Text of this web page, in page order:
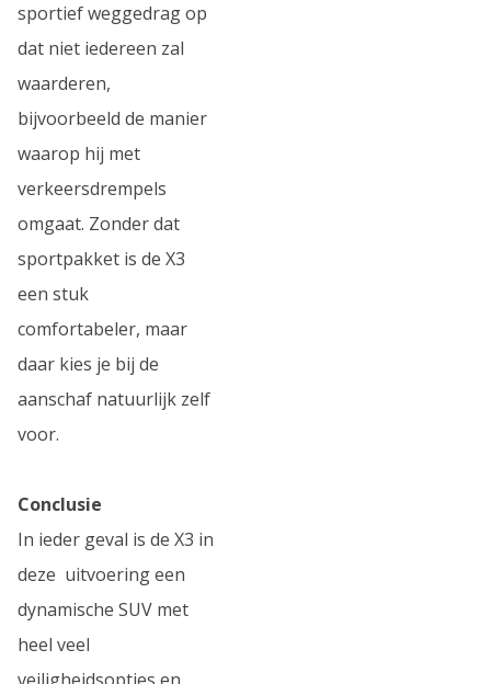
sportief weggedrag op
dat niet iedereen zal
waarderen,
bijvoorbeeld de manier
waarop hij met
verkeersdrempels
omgaat. Zonder dat
sportpakket is de X3
een stuk
comfortabeler, maar
daar kies je bij de
aanschaf natuurlijk zelf
voor.
Conclusie
In ieder geval is de X3 in
deze uitvoering een
dynamische SUV met
heel veel